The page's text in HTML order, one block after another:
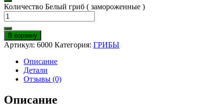
Количество Белый гриб ( замороженные )
В корзину
Артикул: 6000 Категория: ГРИБЫ
Описание
Детали
Отзывы (0)
Описание